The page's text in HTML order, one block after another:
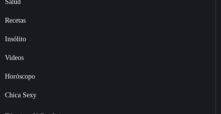
Salud
Recetas
Insólito
Videos
Horóscopo
Chica Sexy